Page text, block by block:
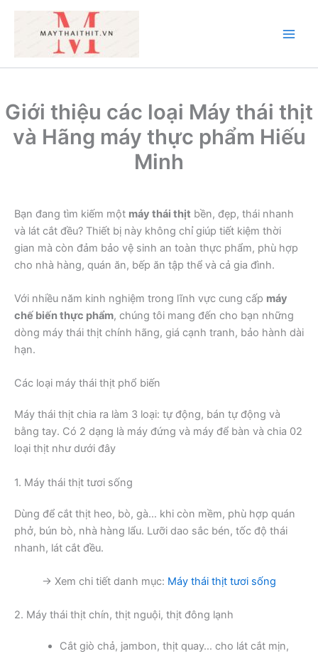
dung
Giới thiệu các loại Máy thái thịt
và Hãng máy thực phẩm Hiếu
Minh
Bạn đang tìm kiếm một máy thái thịt bền, đẹp, thái nhanh
và lát cắt đều? Thiết bị này không chỉ giúp tiết kiệm thời
gian mà còn đảm bảo vệ sinh an toàn thực phẩm, phù hợp
cho nhà hàng, quán ăn, bếp ăn tập thể và cả gia đình.
Với nhiều năm kinh nghiệm trong lĩnh vực cung cấp máy
chế biến thực phẩm, chúng tôi mang đến cho bạn những
dòng máy thái thịt chính hãng, giá cạnh tranh, bảo hành dài
hạn.
Các loại máy thái thịt phổ biến
Máy thái thịt chia ra làm 3 loại: tự động, bán tự động và
bằng tay. Có 2 dạng là máy đứng và máy để bàn và chia 02
loại thịt như dưới đây
1. Máy thái thịt tươi sống
Dùng để cắt thịt heo, bò, gà… khi còn mềm, phù hợp quán
phở, bún bò, nhà hàng lẩu. Lưỡi dao sắc bén, tốc độ thái
nhanh, lát cắt đều.
→ Xem chi tiết danh mục: Máy thái thịt tươi sống
2. Máy thái thịt chín, thịt nguội, thịt đông lạnh
Cắt giò chả, jambon, thịt quay… cho lát cắt mịn,